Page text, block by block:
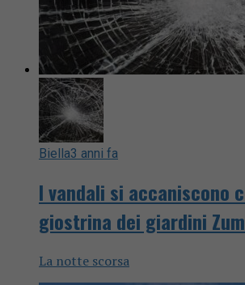
Biella3 anni fa
I vandali si accaniscono
giostrina dei giardini
La notte scorsa